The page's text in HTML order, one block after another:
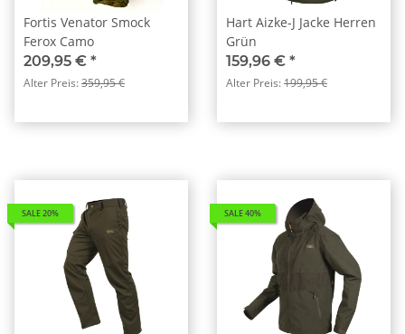
Fortis Venator Smock
Ferox Camo
209,95 € *
Alter Preis:359,95 €
Hart Aizke-J Jacke Herren
Grün
159,96 € *
Alter Preis:199,95 €
SALE 20% SALE 40%